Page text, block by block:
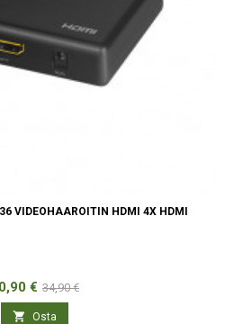
VIDEOHAAROITIN HDMI 4X HDMI
€ Normaali
hinta
34,90 €
 Osta